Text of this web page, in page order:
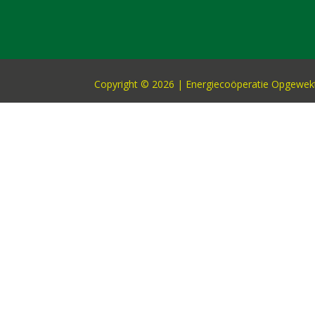
Copyright © 2026 | Energiecoöperatie